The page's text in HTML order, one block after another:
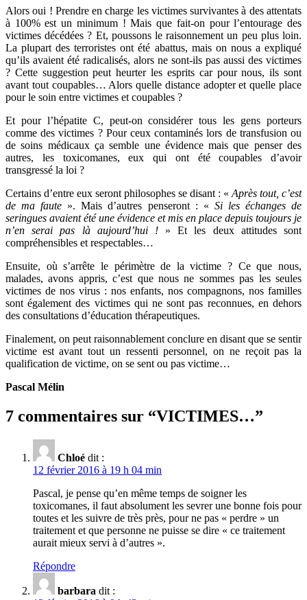
Alors oui ! Prendre en charge les victimes survivantes à des attentats
à 100% est un minimum ! Mais que fait-on pour l’entourage des
victimes décédées ? Et, poussons le raisonnement un peu plus loin.
La plupart des terroristes ont été abattus, mais on nous a expliqué
qu’ils avaient été radicalisés, alors ne sont-ils pas aussi des victimes
? Cette suggestion peut heurter les esprits car pour nous, ils sont
avant tout coupables… Alors quelle distance adopter et quelle place
pour le soin entre victimes et coupables ?
Et pour l’hépatite C, peut-on considérer tous les gens porteurs
comme des victimes ? Pour ceux contaminés lors de transfusion ou
de soins médicaux ça semble une évidence mais que penser des
autres, les toxicomanes, eux qui ont été coupables d’avoir
transgressé la loi ?
Certains d’entre eux seront philosophes se disant : « Après tout, c’est
de ma faute ». Mais d’autres penseront : « Si les échanges de
seringues avaient été une évidence et mis en place depuis toujours je
n’en serai pas là aujourd’hui !» Et les deux attitudes sont
compréhensibles et respectables…
Ensuite, où s’arrête le périmètre de la victime ? Ce que nous,
malades, avons appris, c’est que nous ne sommes pas les seules
victimes de nos virus : nos enfants, nos compagnons, nos familles
sont également des victimes qui ne sont pas reconnues, en dehors
des consultations d’éducation thérapeutiques.
Finalement, on peut raisonnablement conclure en disant que se sentir
victime est avant tout un ressenti personnel, on ne reçoit pas la
qualification de victime, on se sent ou pas victime…
Pascal Mélin
7 commentaires sur “VICTIMES…”
Chloé dit :
12 février 2016 à 19 h 04 min
Pascal, je pense qu’en même temps de soigner les
toxicomanes, il faut absolument les sevrer une bonne fois pour
toutes et les suivre de très près, pour ne pas « perdre » un
traitement et que personne ne puisse se dire « ce traitement
aurait mieux servi à d’autres ».
Répondre
barbara dit :